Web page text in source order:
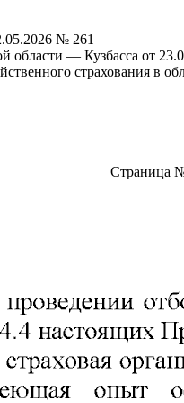
№ 261
области — Кузбасса от
страхования в
Страница